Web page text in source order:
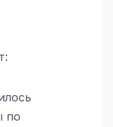
по